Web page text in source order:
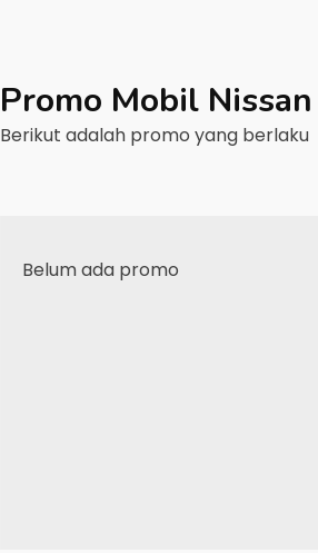
Promo Mobil Nissan
Berikut adalah promo yang berlaku
Belum ada promo